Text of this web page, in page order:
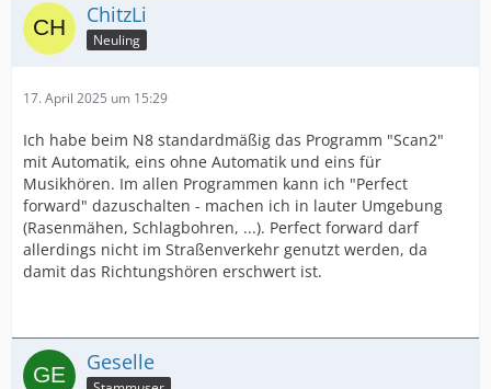
ChitzLi
Neuling
17. April 2025 um 15:29
Ich habe beim N8 standardmäßig das Programm "Scan2"
mit Automatik, eins ohne Automatik und eins für
Musikhören. Im allen Programmen kann ich "Perfect
forward" dazuschalten - machen ich in lauter Umgebung
(Rasenmähen, Schlagbohren, ...). Perfect forward darf
allerdings nicht im Straßenverkehr genutzt werden, da
damit das Richtungshören erschwert ist.
Geselle